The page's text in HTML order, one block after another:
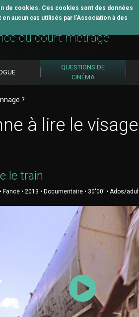
de cookies. Ces cookies sont des données
aucun cas utilisés par l’Association à des
du court métrage
QUESTIONS DE
CINÉMA
?
à lire le
le train
• 2013 • Documentaire • 30'00' • Ados/
Lancer la